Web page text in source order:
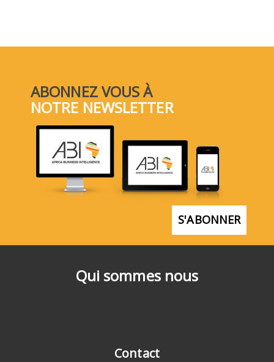
Qui sommes nous
Contact
ABONNEZ VOUS À
NOTRE NEWSLETTER
S'ABONNER